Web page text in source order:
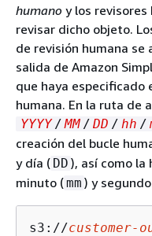
humano y los revisores
revisar dicho objeto.
de revisión humana se
salida de Amazon
que haya especificado
humana. En la ruta de
YYYY / MM / DD / hh /
creación del bucle
y día ( DD ), así como la
minuto (mm ) y
s3://